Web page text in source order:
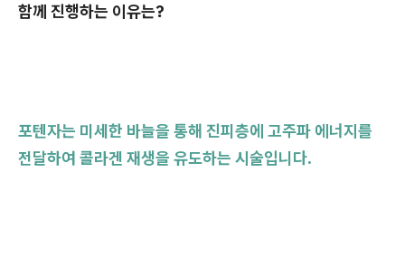
함께 진행하는 이유는?
포텐자는 미세한 바늘을 통해 진피층에 고주파 에너지를
전달하여 콜라겐 재생을 유도하는 시술입니다.